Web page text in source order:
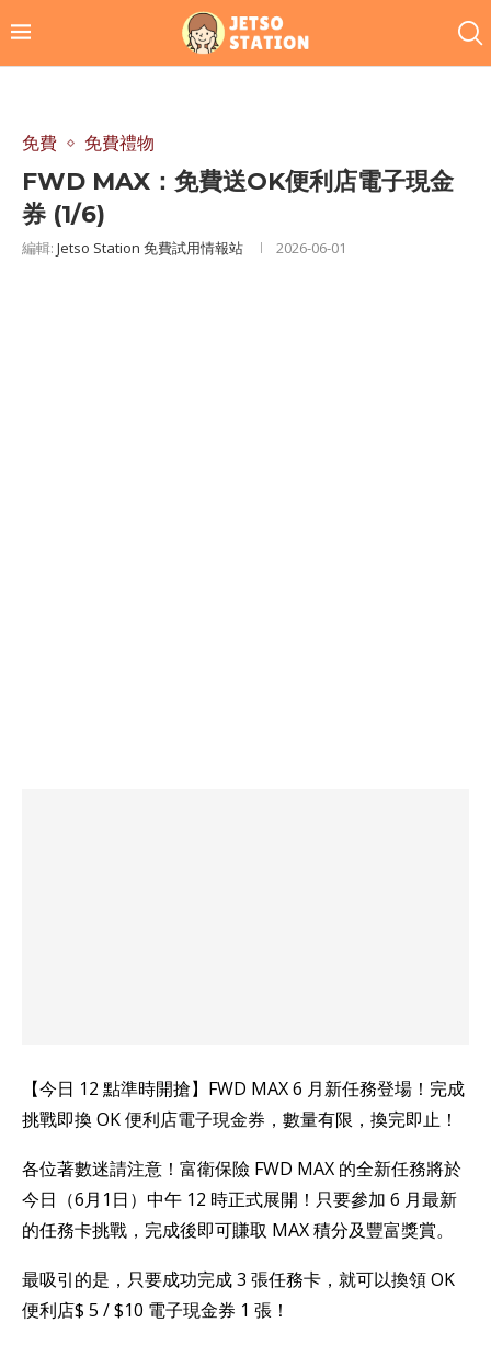
免費 免費禮物
FWD MAX：免費送OK便利店電子現金
券 (1/6)
編輯: Jetso Station 免費試用情報站 2026-06-01
【今日 12 點準時開搶】FWD MAX 6 月新任務登場！完成
挑戰即換 OK 便利店電子現金券，數量有限，換完即止！
各位著數迷請注意！富衛保險 FWD MAX 的全新任務將於
今日（6月1日）中午 12 時正式展開！只要參加 6 月最新
的任務卡挑戰，完成後即可賺取 MAX 積分及豐富獎賞。
最吸引的是，只要成功完成 3 張任務卡，就可以換領 OK
便利店$ 5 / $10 電子現金券 1 張！